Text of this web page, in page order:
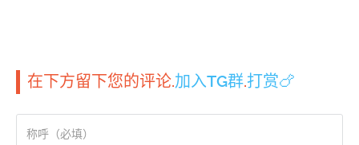
在下方留下您的评论.加入TG群.打赏🍗